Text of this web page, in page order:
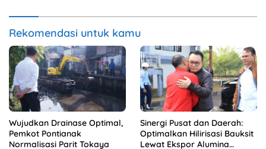
Rekomendasi untuk kamu
Wujudkan Drainase Optimal,
Pemkot Pontianak
Normalisasi Parit Tokaya
Sinergi Pusat dan Daerah:
Optimalkan Hilirisasi Bauksit
Lewat Ekspor Alumina